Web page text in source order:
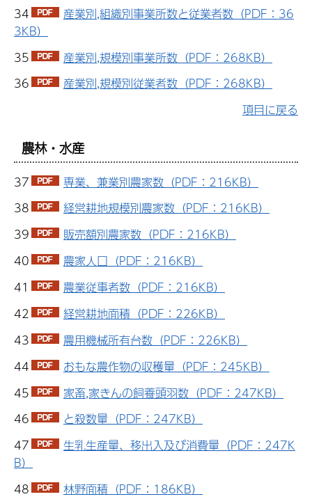
34
産業別,組織別事業所数と従業者数（PDF：36
3KB）
35
産業別,規模別事業所数（PDF：268KB）
36
産業別,規模別従業者数（PDF：268KB）
項目に戻る
農林・水産
37
専業、兼業別農家数（PDF：216KB）
38
経営耕地規模別農家数（PDF：216KB）
39
販売額別農家数（PDF：216KB）
40
農家人口（PDF：216KB）
41
農業従事者数（PDF：216KB）
42
経営耕地面積（PDF：226KB）
43
農用機械所有台数（PDF：226KB）
44
おもな農作物の収穫量（PDF：245KB）
45
家畜,家きんの飼養頭羽数（PDF：247KB）
46
と殺数量（PDF：247KB）
47
生乳生産量、移出入及び消費量（PDF：247K
B）
48
林野面積（PDF：186KB）